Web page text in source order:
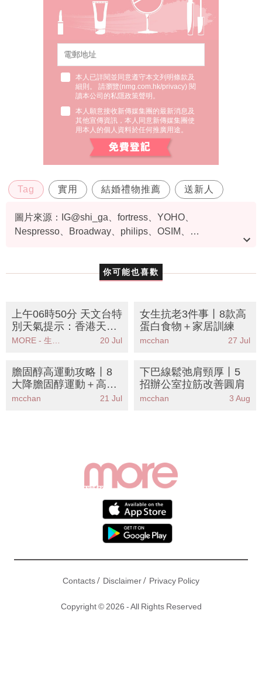
本人已詳閱並同意遵守本文列明條款及
細則。 請瀏覽(nmg.com.hk/privacy) 閱
讀本公司的私隱政策聲明。
本人願意接收新傳媒集團的最新消息及
其他宣傳資訊，本人同意新傳媒集團使
用本人的個人資料於任何推廣用途。
Tag 實用 結婚禮物推薦 送新人
圖片來源：IG@shi_ga、fortress、YOHO、
Nespresso、Broadway、philips、OSIM、
你可能也喜歡
上午06時50分 天文台特
別天氣提示：香港天文
台發出特別天氣提示廣
20 Jul
女生抗老3件事丨8款高
蛋白食物＋家居訓練
mcchan 27 Jul
膽固醇高運動攻略丨8
大降膽固醇運動＋高強
度運動禁忌
mcchan 21 Jul
下巴線鬆弛肩頸厚丨5
招辦公室拉筋改善圓肩
mcchan 3 Aug
Contacts/ Disclaimer/ Privacy Policy
Copyright © 2026 - All Rights Reserved